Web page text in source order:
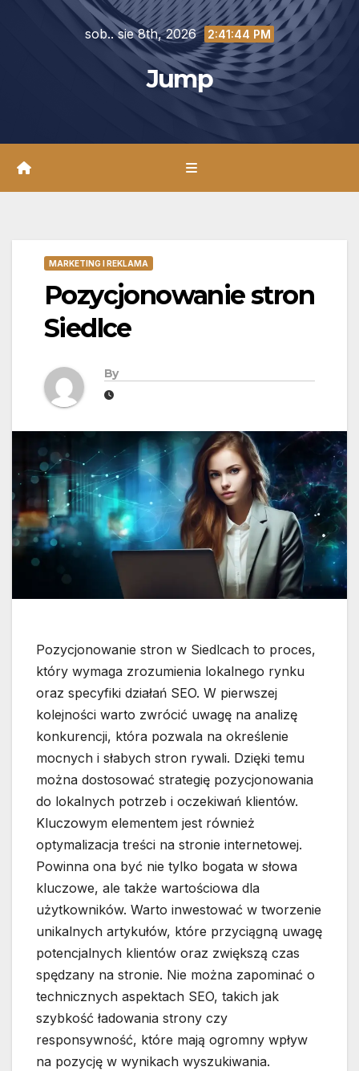
sob.. sie 8th, 2026 2:41:45 PM
Jump
MARKETING I REKLAMA
Pozycjonowanie stron
Siedlce
By
Pozycjonowanie stron w Siedlcach to proces,
który wymaga zrozumienia lokalnego rynku
oraz specyfiki działań SEO. W pierwszej
kolejności warto zwrócić uwagę na analizę
konkurencji, która pozwala na określenie
mocnych i słabych stron rywali. Dzięki temu
można dostosować strategię pozycjonowania
do lokalnych potrzeb i oczekiwań klientów.
Kluczowym elementem jest również
optymalizacja treści na stronie internetowej.
Powinna ona być nie tylko bogata w słowa
kluczowe, ale także wartościowa dla
użytkowników. Warto inwestować w tworzenie
unikalnych artykułów, które przyciągną uwagę
potencjalnych klientów oraz zwiększą czas
spędzany na stronie. Nie można zapominać o
technicznych aspektach SEO, takich jak
szybkość ładowania strony czy
responsywność, które mają ogromny wpływ
na pozycję w wynikach wyszukiwania.